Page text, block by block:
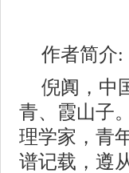
作者简介:
倪阗，中
青、霞山子
理学家，青
谱记载，遵